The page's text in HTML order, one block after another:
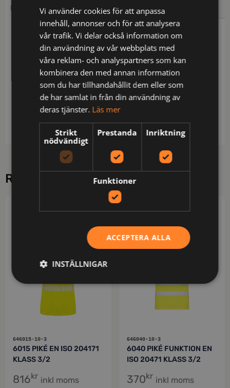
BESKRIVNING YTTERLIGARE INFORMATION
Beskrivning
T-shirt i funktionsmaterial. Modern passform.
Förstärkt, ribbad halslinning. Transferreflex för
ökad rörlighet. Funktionsmaterialet transporterar
snabbt bort fukt från huden, vilket gör att plagget
torkar snabbt och gör så att du känner dig torr och
fräsch hela dagen. Krymp- och skrynkelfri.
RELATERADE PRODUKTER
646015-10-3
6015 PIKÉ EN ISO 204171
KLASS 3/2
816kr inkl moms
PROJOB
646040-10-3
6040 PIKÉ FUNKTION EN
ISO 20471 KLASS 3/2
370kr inkl moms
Vi använder cookies för att anpassa
innehåll, annonser och för att analysera
vår trafik. Vi delar också information om
din användning av vår webbplats med
våra reklam- och analyspartners som kan
kombinera den med annan information
som du har tillhandahållit dem eller som
de har samlat in från din användning av
deras tjänster. Läs mer
Strikt
nödvändigt
Prestanda Inriktning
Funktioner
ACCEPTERA ALLA
INSTÄLLNIGAR